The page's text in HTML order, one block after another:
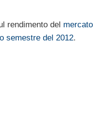
rendimento del mercato
semestre del 2012.